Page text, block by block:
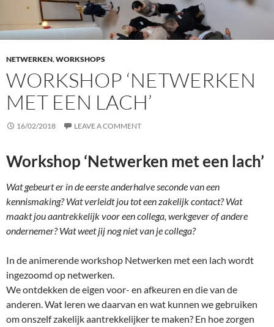
NETWERKEN,WORKSHOPS
WORKSHOP ‘NETWERKEN
MET EEN LACH’
16/02/2018 LEAVE A COMMENT
Workshop ‘Netwerken met een lach’
Wat gebeurt er in de eerste anderhalve seconde van een
kennismaking? Wat verleidt jou tot een zakelijk contact? Wat
maakt jou aantrekkelijk voor een collega, werkgever of andere
ondernemer? Wat weet jij nog niet van je collega?
In de animerende workshop Netwerken met een lach wordt
ingezoomd op netwerken.
We ontdekken de eigen voor- en afkeuren en die van de
anderen. Wat leren we daarvan en wat kunnen we gebruiken
om onszelf zakelijk aantrekkelijker te maken? En hoe zorgen